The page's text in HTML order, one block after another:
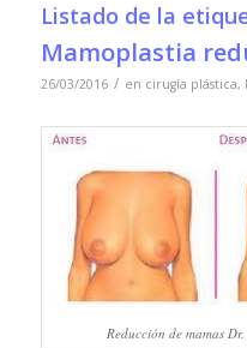
Listado de la
Mamoplastia
26/03/2016 / en cirugía plástica,
Reducción de mamas